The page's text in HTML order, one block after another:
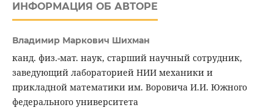
ИНФОРМАЦИЯ ОБ АВТОРЕ
Владимир Маркович Шихман
канд. физ.-мат. наук, старший научный сотрудник,
заведующий лабораторией НИИ механики и
прикладной математики им. Воровича И.И. Южного
федерального университета